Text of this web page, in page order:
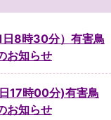
日8時30分）有害鳥
お知らせ
17時00分)有害鳥
お知らせ